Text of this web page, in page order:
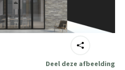
Deel deze afbeelding